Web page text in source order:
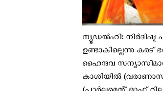
ന്യൂഡൽഹി: നിർദിഷ്ട
ഉണ്ടാകില്ലെന്നു
ഹൈന്ദവ
കാശിയിൽ